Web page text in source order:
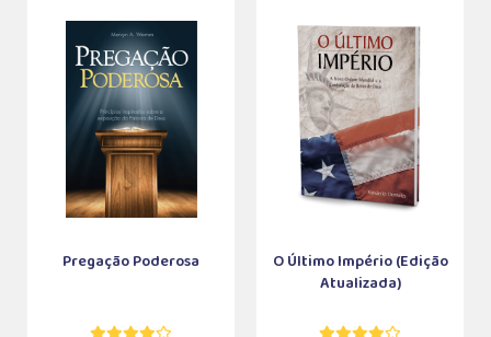
Pregação Poderosa
O Último Império (Edição
Atualizada)